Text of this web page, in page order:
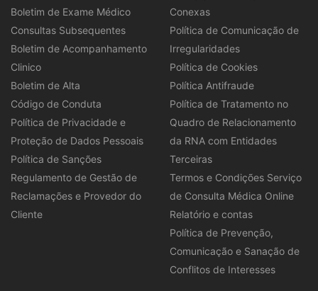
Boletim de Exame Médico
Consultas Subsequentes
Boletim de Acompanhamento
Clinico
Boletim de Alta
Código de Conduta
Política de Privacidade e
Proteção de Dados Pessoais
Política de Sanções
Regulamento de Gestão de
Reclamações e Provedor do
Cliente
Conexas
Política de Comunicação de
Irregularidades
Política de Cookies
Política Antifraude
Política de Tratamento no
Quadro de Relacionamento
da RNA com Entidades
Terceiras
Termos e Condições Serviço
de Consulta Médica Online
Relatório e contas
Política de Prevenção,
Comunicação e Sanação de
Conflitos de Interesses